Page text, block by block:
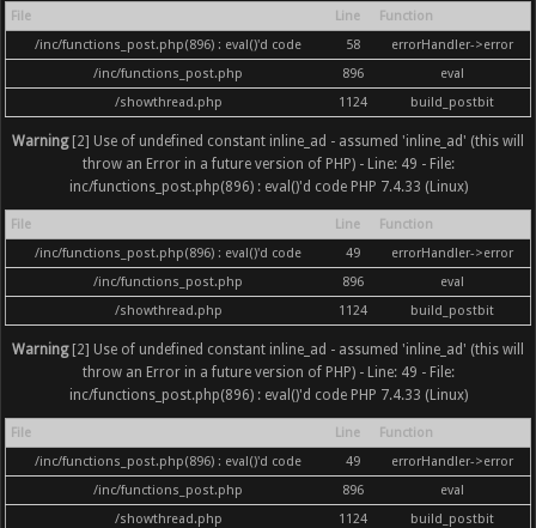
File Line
Function
/inc/functions_post.php(896) : eval()'d code
58
errorHandler->error
/inc/functions_post.php
896
eval
/showthread.php
1124 build_postbit
Warning[2] Use of undefined constant inline_ad - assumed 'inline_ad' (this will
throw an Error in a future version of PHP) - Line: 49 - File:
inc/functions_post.php(896) : eval()'d code PHP 7.4.33 (Linux)
File Line
Function
/inc/functions_post.php(896) : eval()'d code
49
errorHandler->error
/inc/functions_post.php
896
eval
/showthread.php
1124 build_postbit
Warning[2] Use of undefined constant inline_ad - assumed 'inline_ad' (this will
throw an Error in a future version of PHP) - Line: 49 - File:
inc/functions_post.php(896) : eval()'d code PHP 7.4.33 (Linux)
File Line
Function
/inc/functions_post.php(896) : eval()'d code
49
errorHandler->error
/inc/functions_post.php
896
eval
/showthread.php
1124 build_postbit